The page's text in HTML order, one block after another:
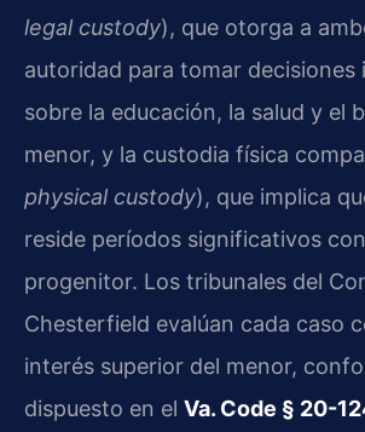
legal custody), que otorga a
autoridad para tomar
sobre la educación, la salud y el
menor, y la custodia física
physical custody), que implica
reside períodos significativos
progenitor. Los tribunales del
Chesterfield evalúan cada caso
interés superior del menor,
dispuesto en el Va. Code § 20-